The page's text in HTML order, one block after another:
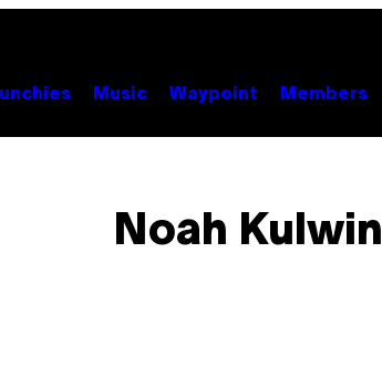
Music Waypoint Members
Noah Kulwin